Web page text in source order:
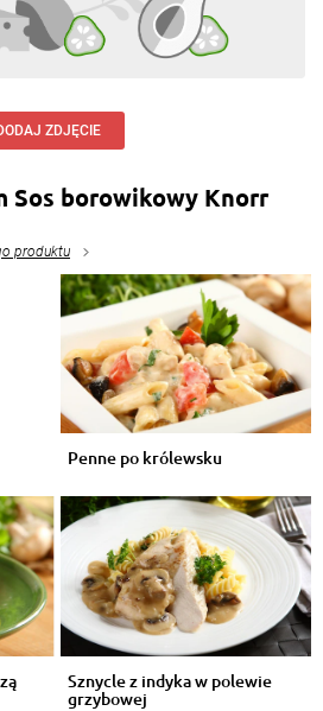
ZDJĘCIE
Sos borowikowy Knorr
produktu
Penne po królewsku
Sznycle z indyka w polewie
grzybowej